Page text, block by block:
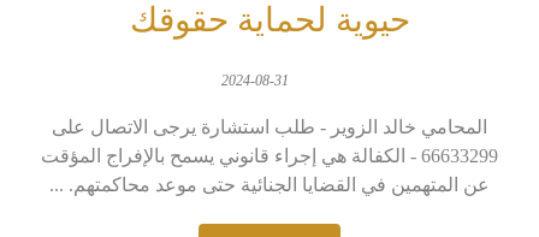
حيوية لحماية حقوقك
2024-08-31
المحامي خالد الزوير - طلب استشارة يرجى الاتصال على
66633299 - الكفالة هي إجراء قانوني يسمح بالإفراج المؤقت
عن المتهمين في القضايا الجنائية حتى موعد محاكمتهم. ...